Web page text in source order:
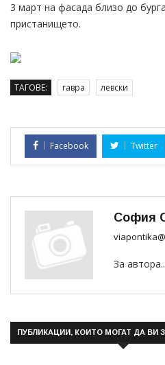
3 март на фасада близо до
пристанището.
ТАГОВЕ: гавра левски
Facebook Twitter
София
За
ПУБЛИКАЦИИ, КОИТО МОГАТ ДА ВИ